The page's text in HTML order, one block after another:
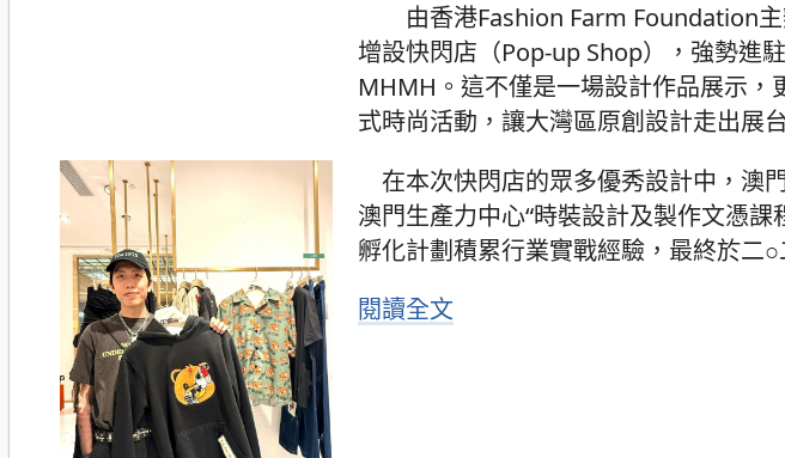
由香港Fashion Farm Foundation主
增設快閃店（Pop-up Shop），強勢進
MHMH。這不僅是一場設計作品展示
式時尚活動，讓大灣區原創設計走出展
在本次快閃店的眾多優秀設計中，澳
澳門生產力中心“時裝設計及製作文憑
孵化計劃積累行業實戰經驗，最終於二○
閱讀全文